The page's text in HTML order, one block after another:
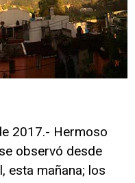
2017.- Hermoso
observó desde
esta mañana; los